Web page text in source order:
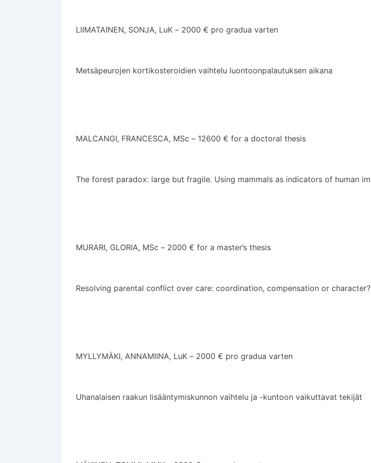
LIIMATAINEN, SONJA, LuK – 2000 € pro gradua varten
Metsäpeurojen kortikosteroidien vaihtelu luontoonpalautuksen aikana
MALCANGI, FRANCESCA, MSc – 12600 € for a doctoral thesis
The forest paradox: large but fragile. Using mammals as indicators of human
MURARI, GLORIA, MSc – 2000 € for a master’s thesis
Resolving parental conflict over care: coordination, compensation or character?
MYLLYMÄKI, ANNAMIINA, LuK – 2000 € pro gradua varten
Uhanalaisen raakun lisääntymiskunnon vaihtelu ja -kuntoon vaikuttavat tekijät